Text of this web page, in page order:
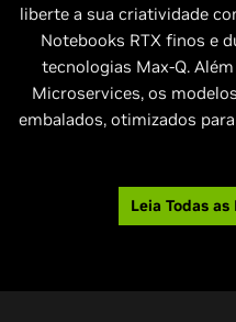
liberte a sua criatividade
Notebooks RTX finos e
tecnologias Max-Q.
Microservices, os
embalados, otimizados
Leia Todas